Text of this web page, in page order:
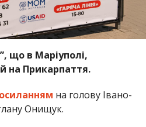
що в Маріуполі,
на Прикарпаття.
на голову Івано-
Онищук.